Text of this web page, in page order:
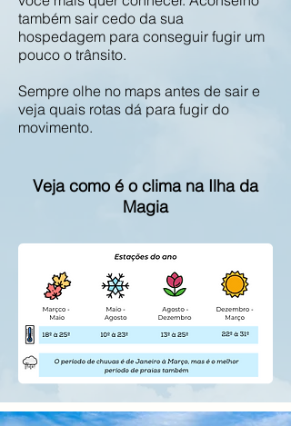
também sair cedo da sua
hospedagem para conseguir fugir um
pouco o trânsito.
Sempre olhe no maps antes de sair e
veja quais rotas dá para fugir do
movimento.
Veja como é o clima na Ilha da
Magia